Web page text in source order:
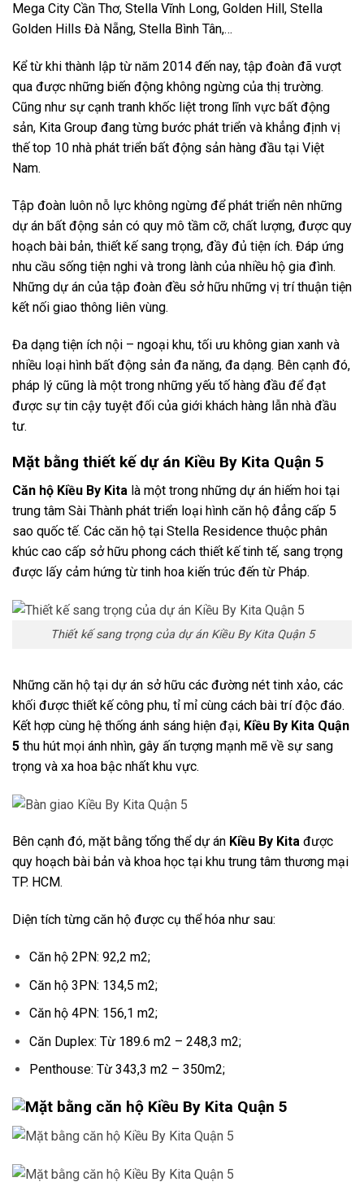
Mega City Cần Thơ, Stella Vĩnh Long, Golden Hill, Stella
Golden Hills Đà Nẵng, Stella Bình Tân,…
Kể từ khi thành lập từ năm 2014 đến nay, tập đoàn đã vượt
qua được những biến động không ngừng của thị trường.
Cũng như sự cạnh tranh khốc liệt trong lĩnh vực bất động
sản, Kita Group đang từng bước phát triển và khẳng định vị
thế top 10 nhà phát triển bất động sản hàng đầu tại Việt
Nam.
Tập đoàn luôn nỗ lực không ngừng để phát triển nên những
dự án bất động sản có quy mô tầm cỡ, chất lượng, được quy
hoạch bài bản, thiết kế sang trọng, đầy đủ tiện ích. Đáp ứng
nhu cầu sống tiện nghi và trong lành của nhiều hộ gia đình.
Những dự án của tập đoàn đều sở hữu những vị trí thuận tiện
kết nối giao thông liên vùng.
Đa dạng tiện ích nội – ngoại khu, tối ưu không gian xanh và
nhiều loại hình bất động sản đa năng, đa dạng. Bên cạnh đó,
pháp lý cũng là một trong những yếu tố hàng đầu để đạt
được sự tin cậy tuyệt đối của giới khách hàng lẫn nhà đầu
tư.
Mặt bằng thiết kế dự án Kiều By Kita Quận 5
Căn hộ Kiều By Kita là một trong những dự án hiếm hoi tại
trung tâm Sài Thành phát triển loại hình căn hộ đẳng cấp 5
sao quốc tế. Các căn hộ tại Stella Residence thuộc phân
khúc cao cấp sở hữu phong cách thiết kế tinh tế, sang trọng
được lấy cảm hứng từ tinh hoa kiến trúc đến từ Pháp.
Thiết kế sang trọng của dự án Kiều By Kita Quận 5
Những căn hộ tại dự án sở hữu các đường nét tinh xảo, các
khối được thiết kế công phu, tỉ mỉ cùng cách bài trí độc đáo.
Kết hợp cùng hệ thống ánh sáng hiện đại, Kiều By Kita Quận
5 thu hút mọi ánh nhìn, gây ấn tượng mạnh mẽ về sự sang
trọng và xa hoa bậc nhất khu vực.
Bên cạnh đó, mặt bằng tổng thể dự án Kiều By Kita được
quy hoạch bài bản và khoa học tại khu trung tâm thương mại
TP. HCM.
Diện tích từng căn hộ được cụ thể hóa như sau:
Căn hộ 2PN: 92,2 m2;
Căn hộ 3PN: 134,5 m2;
Căn hộ 4PN: 156,1 m2;
Căn Duplex: Từ 189.6 m2 – 248,3 m2;
Penthouse: Từ 343,3 m2 – 350m2;